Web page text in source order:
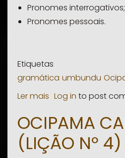
Pronomes interrogativos;
Pronomes pessoais.
Etiquetas
gramática umbundu
Ler mais sobre
Catãlo
(Lição
nº
Log in to post
OCIPAMA
(LIÇÃO Nº 4)